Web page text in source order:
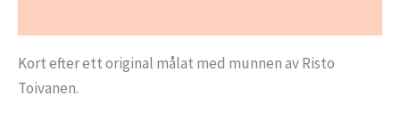
Kort efter ett original målat med munnen av Risto
Toivanen.